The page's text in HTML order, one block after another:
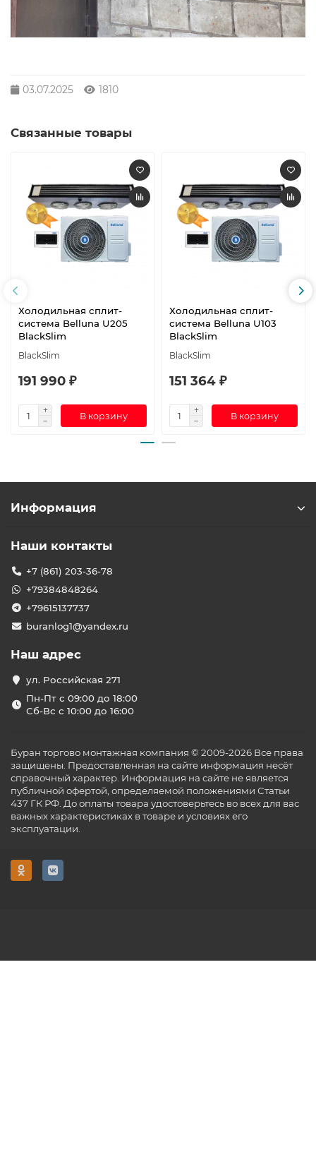
03.07.2025 1810
Связанные товары
Холодильная сплит-
система Belluna U205
BlackSlim
BlackSlim
191 990 ₽
В корзину
Холодильная сплит-
система Belluna U103
BlackSlim
BlackSlim
151 364 ₽
В корзину
Информация
Наши контакты
+7 (861) 203-36-78
+79384848264
+79615137737
buranlog1@yandex.ru
Наш адрес
ул. Российская 271
Пн-Пт с 09:00 до 18:00
Сб-Вс с 10:00 до 16:00
Буран торгово монтажная компания © 2009-2026 Все права
защищены. Предоставленная на сайте информация несёт
справочный характер. Информация на сайте не является
публичной офертой, определяемой положениями Статьи
437 ГК РФ. До оплаты товара удостоверьтесь во всех для вас
важных характеристиках в товаре и условиях его
эксплуатации.